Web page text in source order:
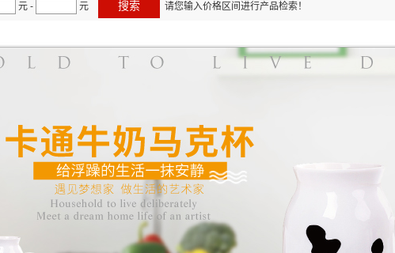
元 - 元 请您输入价格区间进行产品检索！